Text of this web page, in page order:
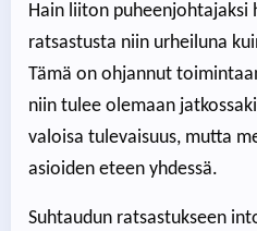
Hain liiton puheenjohtajaksi
ratsastusta niin urheiluna
Tämä on ohjannut
niin tulee olemaan
valoisa tulevaisuus, mutta
asioiden eteen yhdessä.
Suhtaudun ratsastukseen